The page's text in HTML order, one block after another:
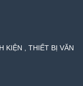
KIỆN , THIẾT BỊ VĂN